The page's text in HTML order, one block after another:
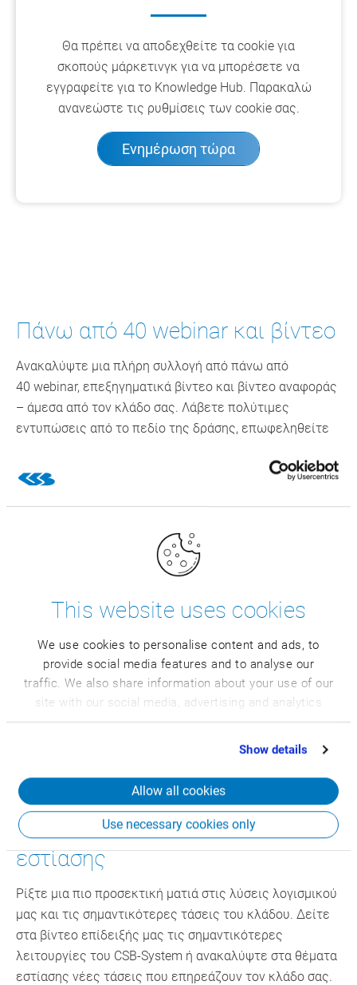
This website uses cookies
We use cookies to personalise content and ads, to
provide social media features and to analyse our
traffic. We also share information about your use of our
site with our social media, advertising and analytics
partners who may combine it with other information
that you’ve provided to them or that they’ve collected
Show details
Allow all cookies
Use necessary cookies only
Θα πρέπει να αποδεχθείτε τα cookie για
σκοπούς μάρκετινγκ για να μπορέσετε να
εγγραφείτε για το Knowledge Hub. Παρακαλώ
ανανεώστε τις ρυθμίσεις των cookie σας.
Ενημέρωση τώρα
Πάνω από 40 webinar και βίντεο
Ανακαλύψτε μια πλήρη συλλογή από πάνω από
40 webinar, επεξηγηματικά βίντεο και βίντεο αναφοράς
– άμεσα από τον κλάδο σας. Λάβετε πολύτιμες
εντυπώσεις από το πεδίο της δράσης, επωφεληθείτε
πάντα ενημερωμένοι σχετικά τις τελευταίες εξελίξεις.
Επιδείξεις λογισμικού & θέματα
εστίασης
Ρίξτε μια πιο προσεκτική ματιά στις λύσεις λογισμικού
μας και τις σημαντικότερες τάσεις του κλάδου. Δείτε
στα βίντεο επίδειξής μας τις σημαντικότερες
λειτουργίες του CSB-System ή ανακαλύψτε στα θέματα
εστίασης νέες τάσεις που επηρεάζουν τον κλάδο σας.